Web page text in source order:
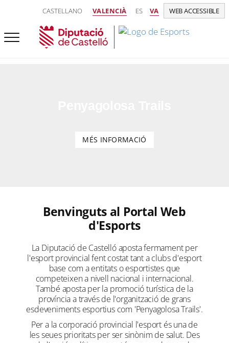
CASTELLANO VALENCIÀ ES VA WEB ACCESSIBLE
MÉS INFORMACIÓ
Benvinguts al Portal Web
d'Esports
La Diputació de Castelló aposta fermament per
l'esport provincial fent costat tant a clubs d'esport
base com a entitats o esportistes que
competeixen a nivell nacional i internacional.
També aposta per la promoció turística de la
província a través de l'organització de grans
esdeveniments esportius com 'Penyagolosa Trails'.
Per a la corporació provincial l'esport és una de
les seues prioritats per ser sinònim de salut. Des